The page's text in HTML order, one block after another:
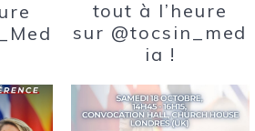
tout à l’heure
sur @tocsin_med
ia !